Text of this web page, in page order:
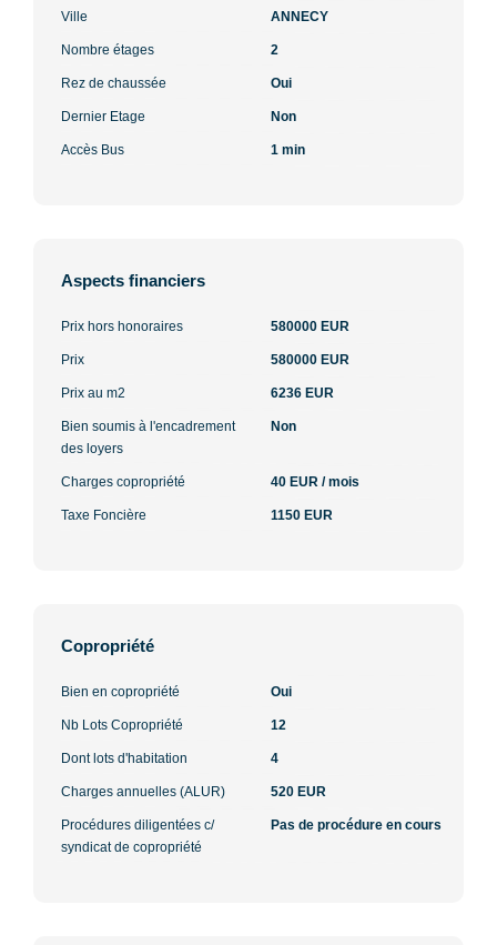
Ville ANNECY
Nombre étages 2
Rez de chaussée Oui
Dernier Etage Non
Accès Bus 1 min
Aspects financiers
Prix hors honoraires 580000 EUR
Prix 580000 EUR
Prix au m2 6236 EUR
Bien soumis à l'encadrement
des loyers
Non
Charges copropriété 40 EUR / mois
Taxe Foncière 1150 EUR
Copropriété
Bien en copropriété Oui
Nb Lots Copropriété 12
Dont lots d'habitation 4
Charges annuelles (ALUR) 520 EUR
Procédures diligentées c/
syndicat de copropriété
Pas de procédure en cours